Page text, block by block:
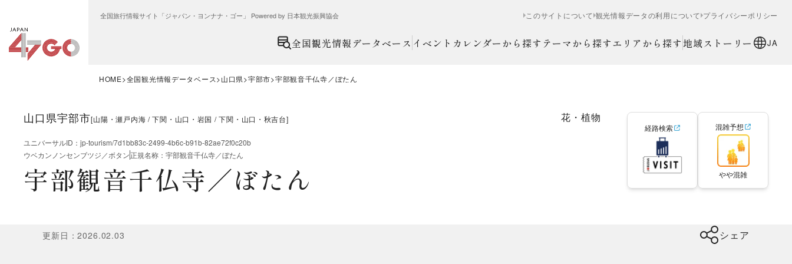
全国旅行情報サイト「ジャパン・ヨンナナ・ゴー」 Powered by 日本観光振興協会 このサイトについて 観光情報データの利用について プライバシーポリシー
全国観光情報データベース イベントカレンダーから探す テーマから探すエリアから探す 地域ストーリー JA
HOME 全国観光情報データベース 山口県 宇部市 宇部観音千仏寺／ぼたん
山口県宇部市[山陽・瀬戸内海 下関・山口・岩国 下関・山口・秋吉台] 花・植物
ユニバーサルID ： jp-tourism/7d1bb83c-2499-4b6c-b91b-82ae72f0c20b
ウベカンノンセンブツジ／ボタン正規名称 ： 宇部観音千仏寺／ぼたん
宇部観音千仏寺／ぼたん
経路検索 混雑予想
やや混雑
更新日 ：2026.02.03 シェア